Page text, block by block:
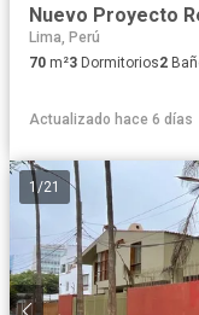
Lima, Perú
70 m²3 Dormitorios2
Actualizado hace 6 días
1/21